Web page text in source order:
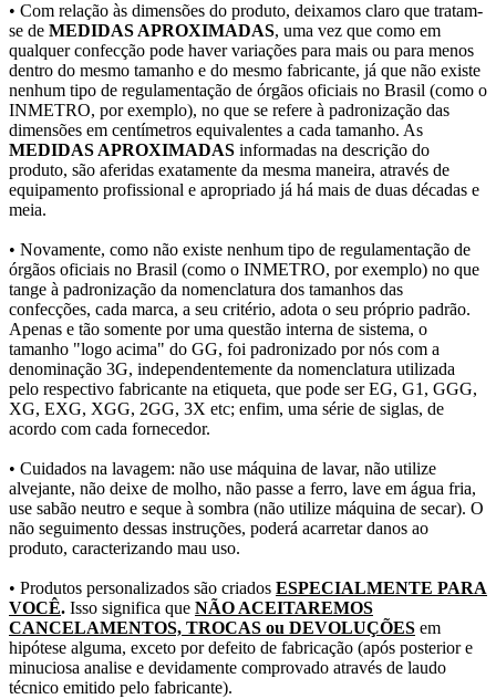
• Com relação às dimensões do produto, deixamos claro que tratam-
se de MEDIDAS APROXIMADAS, uma vez que como em
qualquer confecção pode haver variações para mais ou para menos
dentro do mesmo tamanho e do mesmo fabricante, já que não existe
nenhum tipo de regulamentação de órgãos oficiais no Brasil (como o
INMETRO, por exemplo), no que se refere à padronização das
dimensões em centímetros equivalentes a cada tamanho. As
MEDIDAS APROXIMADAS informadas na descrição do
produto, são aferidas exatamente da mesma maneira, através de
equipamento profissional e apropriado já há mais de duas décadas e
meia.
• Novamente, como não existe nenhum tipo de regulamentação de
órgãos oficiais no Brasil (como o INMETRO, por exemplo) no que
tange à padronização da nomenclatura dos tamanhos das
confecções, cada marca, a seu critério, adota o seu próprio padrão.
Apenas e tão somente por uma questão interna de sistema, o
tamanho "logo acima" do GG, foi padronizado por nós com a
denominação 3G, independentemente da nomenclatura utilizada
pelo respectivo fabricante na etiqueta, que pode ser EG, G1, GGG,
XG, EXG, XGG, 2GG, 3X etc; enfim, uma série de siglas, de
acordo com cada fornecedor.
• Cuidados na lavagem: não use máquina de lavar, não utilize
alvejante, não deixe de molho, não passe a ferro, lave em água fria,
use sabão neutro e seque à sombra (não utilize máquina de secar). O
não seguimento dessas instruções, poderá acarretar danos ao
produto, caracterizando mau uso.
• Produtos personalizados são criados ESPECIALMENTE PARA
VOCÊ. Isso significa que NÃO ACEITAREMOS
CANCELAMENTOS, TROCAS ou DEVOLUÇÕES em
hipótese alguma, exceto por defeito de fabricação (após posterior e
minuciosa analise e devidamente comprovado através de laudo
técnico emitido pelo fabricante).